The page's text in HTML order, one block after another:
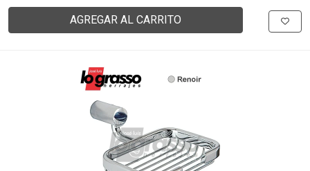
AGREGAR AL CARRITO